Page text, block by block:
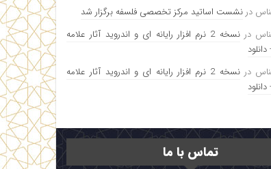
در نشست اساتید مرکز تخصصی فلسفه برگزار شد
در
نسخه 2 نرم افزار رایانه ای و اندروید آثار علامه
در
نسخه 2 نرم افزار رایانه ای و اندروید آثار علامه
تماس با ما